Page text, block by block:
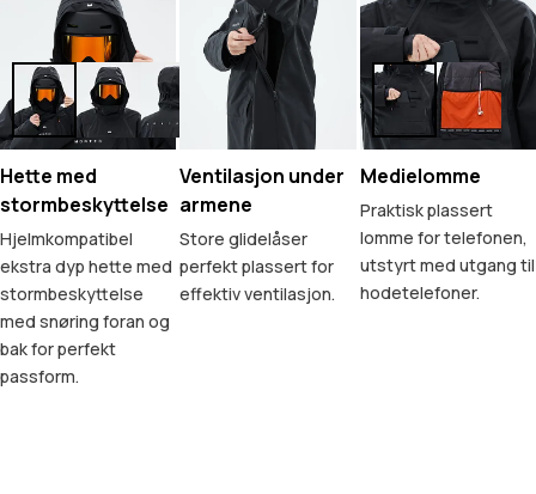
Hette med
stormbeskyttelse
Hjelmkompatibel
ekstra dyp hette med
stormbeskyttelse
med snøring foran og
bak for perfekt
passform.
Ventilasjon under
armene
Store glidelåser
perfekt plassert for
effektiv ventilasjon.
Medielomme
Praktisk plassert
lomme for telefonen,
utstyrt med utgang til
hodetelefoner.